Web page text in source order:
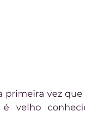
primeira vez
velho